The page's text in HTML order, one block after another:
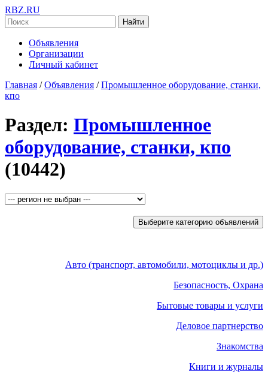
RBZ.RU
Найти
Объявления
Организации
Личный кабинет
Главная / Объявления / Промышленное оборудование, станки,
кпо
Раздел: Промышленное
оборудование, станки, кпо
(10442)
Выберите категорию объявлений
Авто (транспорт, автомобили, мотоциклы и др.)
Безопасность, Охрана
Бытовые товары и услуги
Деловое партнерство
Знакомства
Книги и журналы